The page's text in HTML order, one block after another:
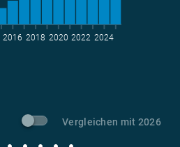
t CO -Vermeidung
2016 2018 2020 2022 2024
Vergleichen mit 2026